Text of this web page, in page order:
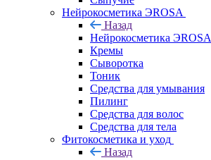
Нейрокосметика ЭROSA
Назад
Нейрокосметика ЭROSA
Кремы
Сыворотка
Тоник
Средства для умывания
Пилинг
Средства для волос
Средства для тела
Фитокосметика и уход
Назад